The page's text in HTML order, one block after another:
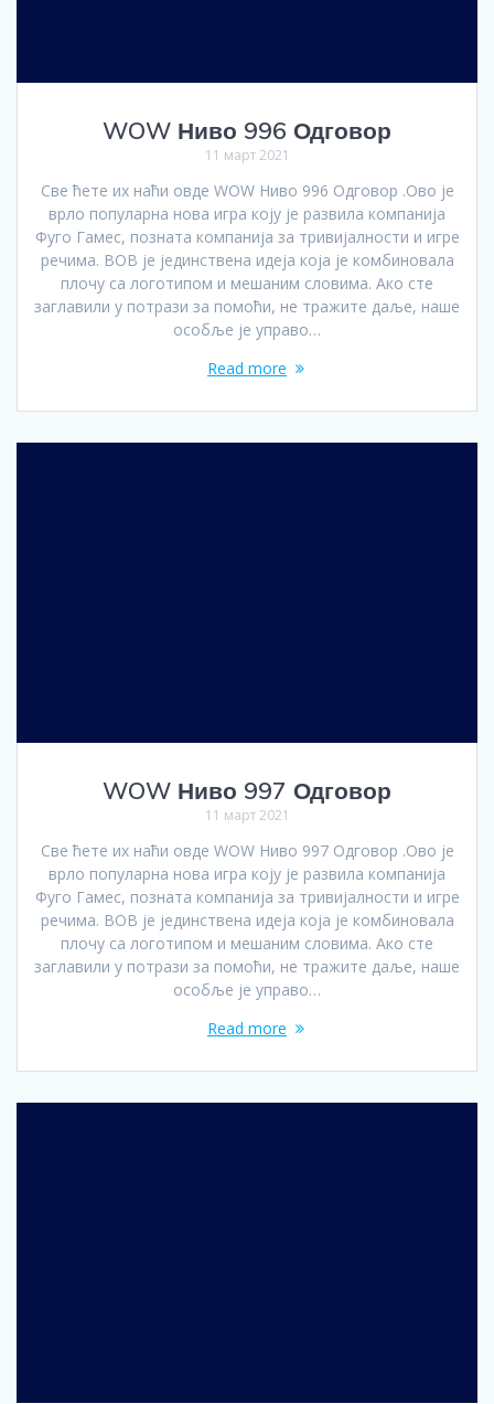
WOW Ниво 996 Одговор
11 март 2021
Све ћете их наћи овде WOW Ниво 996 Одговор .Ово је
врло популарна нова игра коју је развила компанија
Фуго Гамес, позната компанија за тривијалности и игре
речима. ВОВ је јединствена идеја која је комбиновала
плочу са логотипом и мешаним словима. Ако сте
заглавили у потрази за помоћи, не тражите даље, наше
особље је управо…
Read more
WOW Ниво 997 Одговор
11 март 2021
Све ћете их наћи овде WOW Ниво 997 Одговор .Ово је
врло популарна нова игра коју је развила компанија
Фуго Гамес, позната компанија за тривијалности и игре
речима. ВОВ је јединствена идеја која је комбиновала
плочу са логотипом и мешаним словима. Ако сте
заглавили у потрази за помоћи, не тражите даље, наше
особље је управо…
Read more